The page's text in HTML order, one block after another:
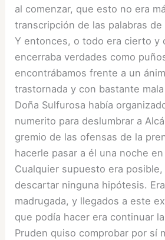
al comenzar, que esto no era
transcripción de las palabras de
Y entonces, o todo era cierto y
encerraba verdades como
encontrábamos frente a un
trastornada y con bastante
Doña Sulfurosa había
numerito para deslumbrar a
gremio de las ofensas de la
hacerle pasar a él una noche en
Cualquier supuesto era
descartar ninguna hipótesis.
madrugada, y llegados a este
que podía hacer era continuar
Pruden quiso comprobar por sí